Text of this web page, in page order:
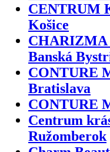
CENTRUM
Košice
CHARIZMA
Banská
CONTURE
Bratislava
CONTURE
Centrum
Ružomberok